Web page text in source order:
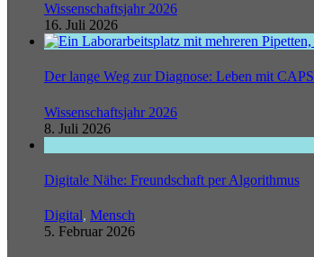
Wissenschaftsjahr 2026
16. Juli 2026
Der lange Weg zur Diagnose: Leben mit CAPS
Wissenschaftsjahr 2026
8. Juli 2026
Digitale Nähe: Freundschaft per Algorithmus
Digital, Mensch
5. Februar 2026